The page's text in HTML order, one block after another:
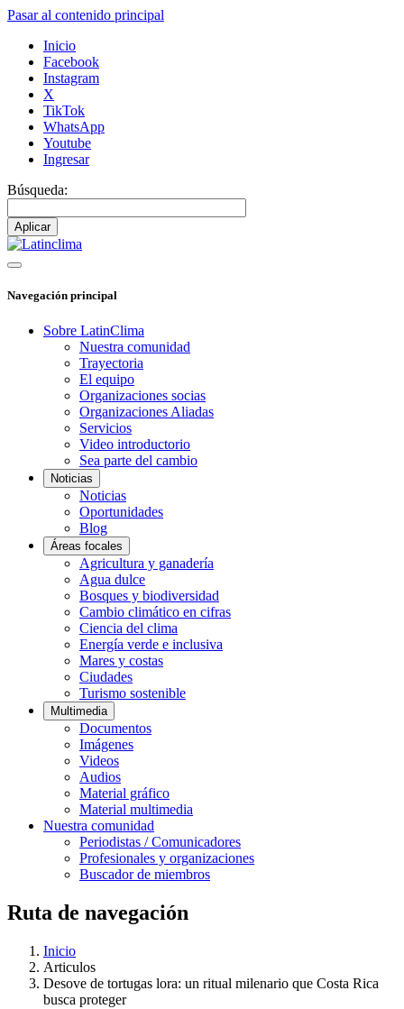
Pasar al contenido principal
Inicio
Facebook
Instagram
X
TikTok
WhatsApp
Youtube
Ingresar
Búsqueda:
Navegación principal
Sobre LatinClima
Nuestra comunidad
Trayectoria
El equipo
Organizaciones socias
Organizaciones Aliadas
Servicios
Video introductorio
Sea parte del cambio
Noticias
Noticias
Oportunidades
Blog
Áreas focales
Agricultura y ganadería
Agua dulce
Bosques y biodiversidad
Cambio climático en cifras
Ciencia del clima
Energía verde e inclusiva
Mares y costas
Ciudades
Turismo sostenible
Multimedia
Documentos
Imágenes
Videos
Audios
Material gráfico
Material multimedia
Nuestra comunidad
Periodistas / Comunicadores
Profesionales y organizaciones
Buscador de miembros
Ruta de navegación
Inicio
Articulos
Desove de tortugas lora: un ritual milenario que Costa Rica
busca proteger